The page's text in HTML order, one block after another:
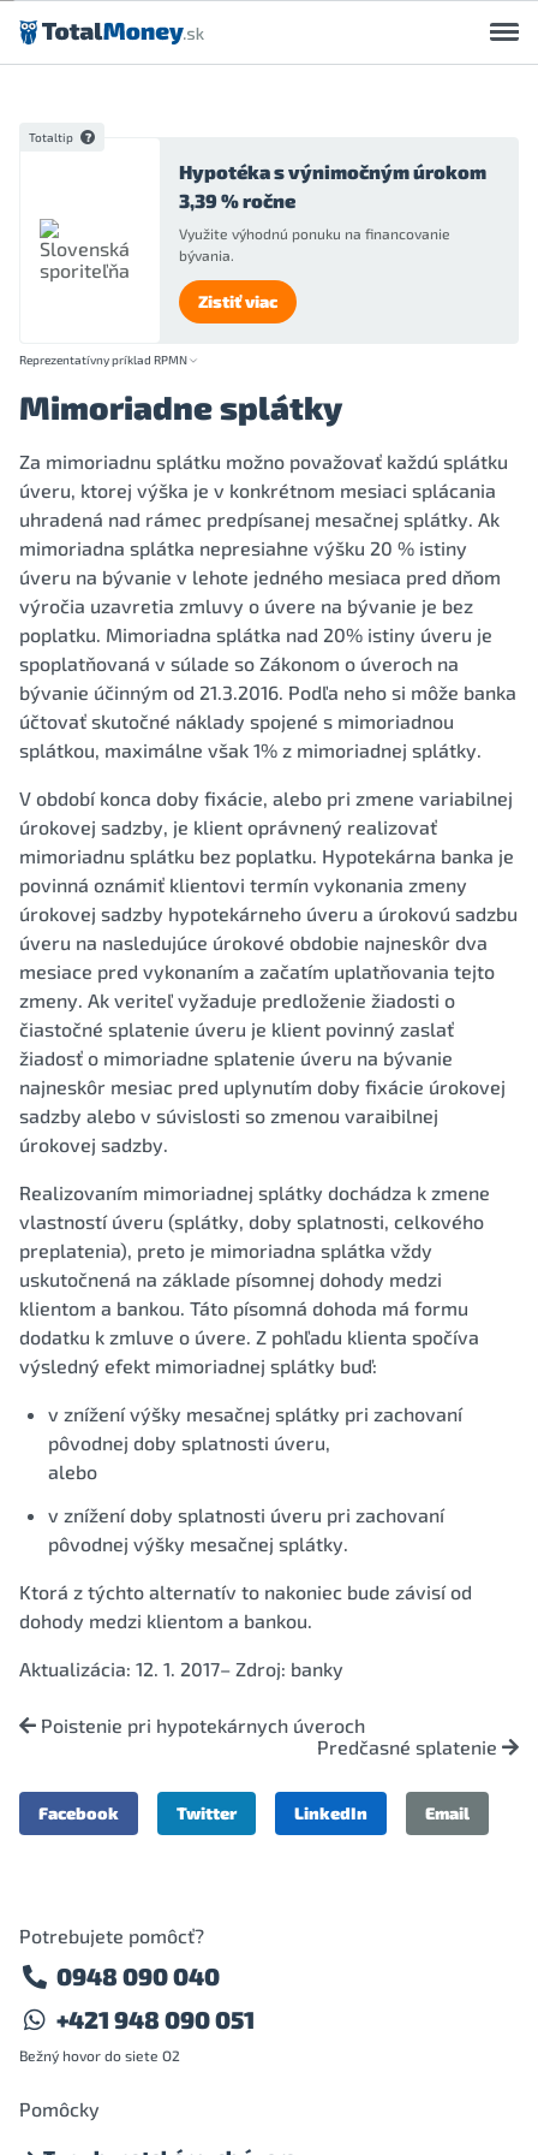
Preskočiť na obsah
Totaltip
Hypotéka s výnimočným úrokom
3,39 % ročne
Využite výhodnú ponuku na financovanie
bývania.
Zistiť viac
Reprezentatívny príklad RPMN
Mimoriadne splátky
Za mimoriadnu splátku možno považovať každú splátku
úveru, ktorej výška je v konkrétnom mesiaci splácania
uhradená nad rámec predpísanej mesačnej splátky. Ak
mimoriadna splátka nepresiahne výšku 20 % istiny
úveru na bývanie v lehote jedného mesiaca pred dňom
výročia uzavretia zmluvy o úvere na bývanie je bez
poplatku. Mimoriadna splátka nad 20% istiny úveru je
spoplatňovaná v súlade so Zákonom o úveroch na
bývanie účinným od 21.3.2016. Podľa neho si môže banka
účtovať skutočné náklady spojené s mimoriadnou
splátkou, maximálne však 1% z mimoriadnej splátky.
V období konca doby fixácie, alebo pri zmene variabilnej
úrokovej sadzby, je klient oprávnený realizovať
mimoriadnu splátku bez poplatku. Hypotekárna banka je
povinná oznámiť klientovi termín vykonania zmeny
úrokovej sadzby hypotekárneho úveru a úrokovú sadzbu
úveru na nasledujúce úrokové obdobie najneskôr dva
mesiace pred vykonaním a začatím uplatňovania tejto
zmeny. Ak veriteľ vyžaduje predloženie žiadosti o
čiastočné splatenie úveru je klient povinný zaslať
žiadosť o mimoriadne splatenie úveru na bývanie
najneskôr mesiac pred uplynutím doby fixácie úrokovej
sadzby alebo v súvislosti so zmenou varaibilnej
úrokovej sadzby.
Realizovaním mimoriadnej splátky dochádza k zmene
vlastností úveru (splátky, doby splatnosti, celkového
preplatenia), preto je mimoriadna splátka vždy
uskutočnená na základe písomnej dohody medzi
klientom a bankou. Táto písomná dohoda má formu
dodatku k zmluve o úvere. Z pohľadu klienta spočíva
výsledný efekt mimoriadnej splátky buď:
v znížení výšky mesačnej splátky pri zachovaní
pôvodnej doby splatnosti úveru,
alebo
v znížení doby splatnosti úveru pri zachovaní
pôvodnej výšky mesačnej splátky.
Ktorá z týchto alternatív to nakoniec bude závisí od
dohody medzi klientom a bankou.
Aktualizácia: 12. 1. 2017– Zdroj: banky
Poistenie pri hypotekárnych úveroch
Predčasné splatenie
Facebook Twitter LinkedIn Email
Potrebujete pomôcť?
0948 090 040
+421 948 090 051
Bežný hovor do siete O2
Pomôcky